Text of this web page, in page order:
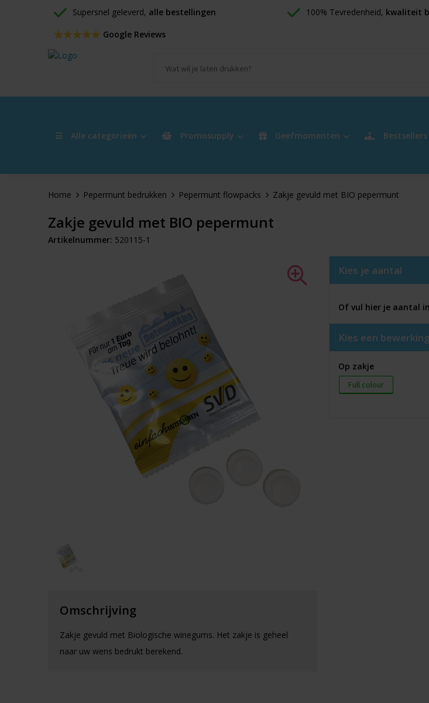
Supersnel geleverd, alle bestellingen 100% Tevredenheid, kwaliteit
Google Reviews
Alle categorieën Promosupply Geefmomenten Bestsellers
Home Pepermunt bedrukken Pepermunt flowpacks Zakje gevuld met BIO pepermunt
Zakje gevuld met BIO pepermunt
Artikelnummer: 520115-1
Omschrijving
Zakje gevuld met Biologische winegums. Het zakje is geheel
naar uw wens bedrukt berekend.
Kies je aantal
Of vul hier je aantal
Kies een bewerking
Op zakje
Full colour